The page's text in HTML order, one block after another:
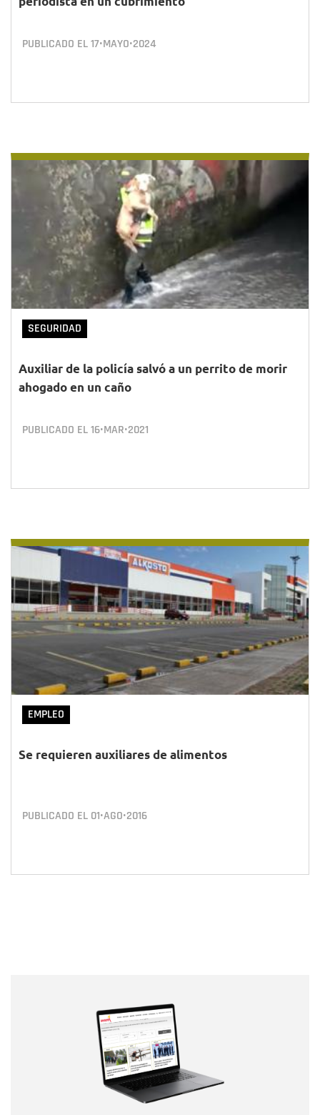
PUBLICADO EL17•MAYO•2024
SEGURIDAD
Auxiliar de la policía salvó a un perrito de morir
ahogado en un caño
PUBLICADO EL16•MAR•2021
EMPLEO
Se requieren auxiliares de alimentos
PUBLICADO EL 01•AGO•2016
Correo electrónico
Tipo de comentario